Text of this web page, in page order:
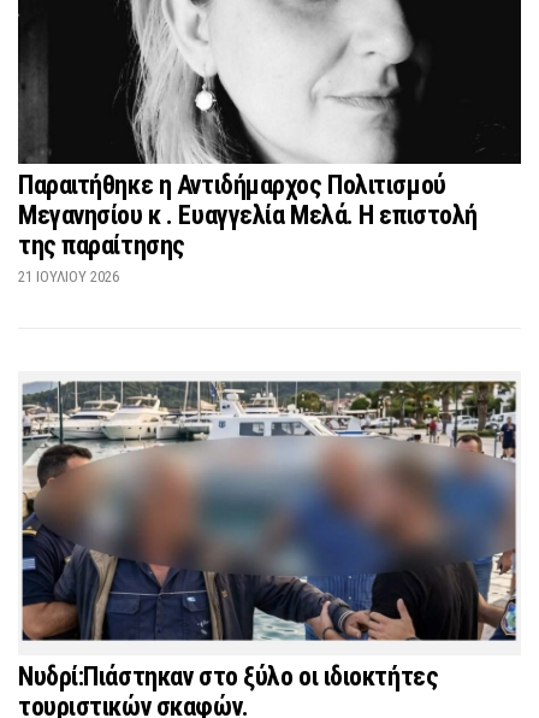
Παραιτήθηκε η Αντιδήμαρχος Πολιτισμού
Μεγανησίου κ . Ευαγγελία Μελά. Η επιστολή
της παραίτησης
21 ΙΟΥΛΊΟΥ 2026
Νυδρί:Πιάστηκαν στο ξύλο οι ιδιοκτήτες
τουριστικών σκαφών.